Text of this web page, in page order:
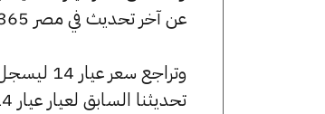
عن آخر تحديث في مصر 365.
تحديثنا السابق لعيار عيار 14.